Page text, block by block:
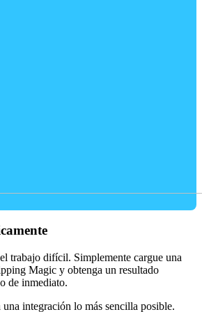
trabajo difícil. Simplemente cargue una
Magic y obtenga un resultado
de inmediato.
una integración lo más sencilla posible.